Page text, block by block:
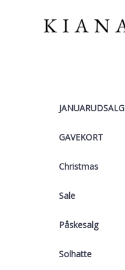
JANUARUDSALG
GAVEKORT
Christmas
Sale
Påskesalg
Solhatte